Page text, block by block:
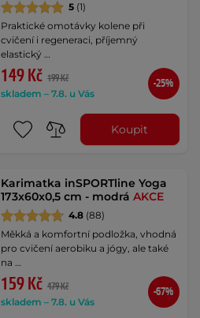
5 (1)
Praktické omotávky kolene při
cvičení i regeneraci, příjemný
elastický …
149 Kč 199 Kč
skladem – 7.8. u Vás
-25%
Koupit
Karimatka inSPORTline Yoga
173x60x0,5 cm - modráAKCE
4.8 (88)
Měkká a komfortní podložka, vhodná
pro cvičení aerobiku a jógy, ale také
na …
159 Kč 479 Kč
skladem – 7.8. u Vás
-67%